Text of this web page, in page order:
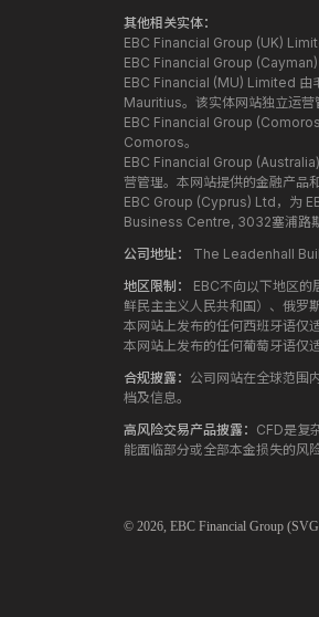
其他相关实体：
EBC Financial Group (UK)
EBC Financial Group
EBC Financial (MU) Limited
Mauritius。该实体网站独立运营
EBC Financial Group
Comoros。
EBC Financial Group
营管理。本网站提供的金融产品
EBC Group (Cyprus) Ltd，为
Business Centre, 3032塞浦路斯
公司地址：
The Leadenhall
地区限制：
EBC不向以下地区
鲜民主主义人民共和国）、俄罗
本网站上发布的任何西班牙语仅
本网站上发布的任何葡萄牙语仅
合规披露： 公司网站在全球范围
档及信息。
高风险交易产品披露： CFD是复
能面临部分或全部本金损失的风
© 2026, EBC Financial Group